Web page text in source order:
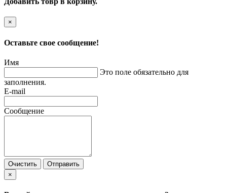
×
Оставьте свое сообщение!
Имя
Это поле обязательно для
заполнения.
E-mail
Сообщение
Очистить
Отправить
×